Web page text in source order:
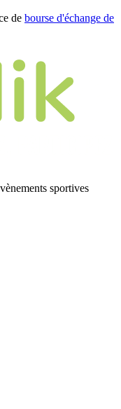
de bourse d'échange de
sportives